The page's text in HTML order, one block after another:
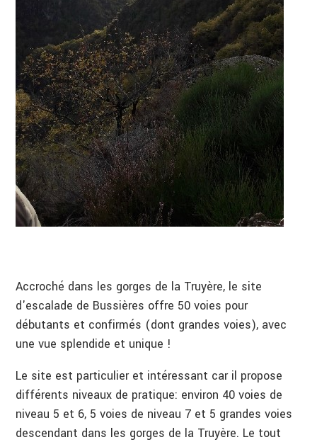
Accroché dans les gorges de la Truyère, le site
d'escalade de Bussières offre 50 voies pour
débutants et confirmés (dont grandes voies), avec
une vue splendide et unique !
Le site est particulier et intéressant car il propose
différents niveaux de pratique: environ 40 voies de
niveau 5 et 6, 5 voies de niveau 7 et 5 grandes voies
descendant dans les gorges de la Truyère. Le tout